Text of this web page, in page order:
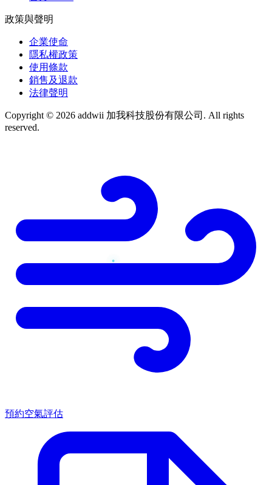
政策與聲明
企業使命
隱私權政策
使用條款
銷售及退款
法律聲明
Copyright © 2026 addwii 加我科技股份有限公司. All rights
reserved.
預約空氣評估